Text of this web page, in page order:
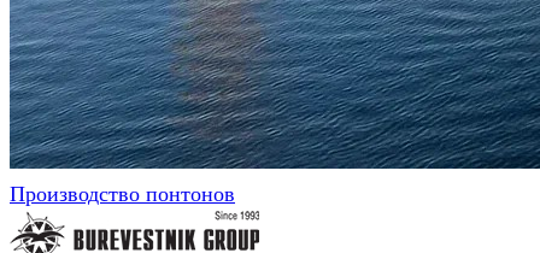
Производство понтонов